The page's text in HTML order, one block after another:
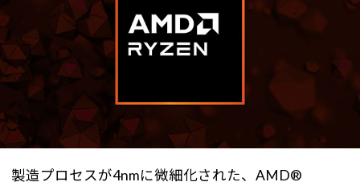
製造プロセスが4nmに微細化された、AMD®